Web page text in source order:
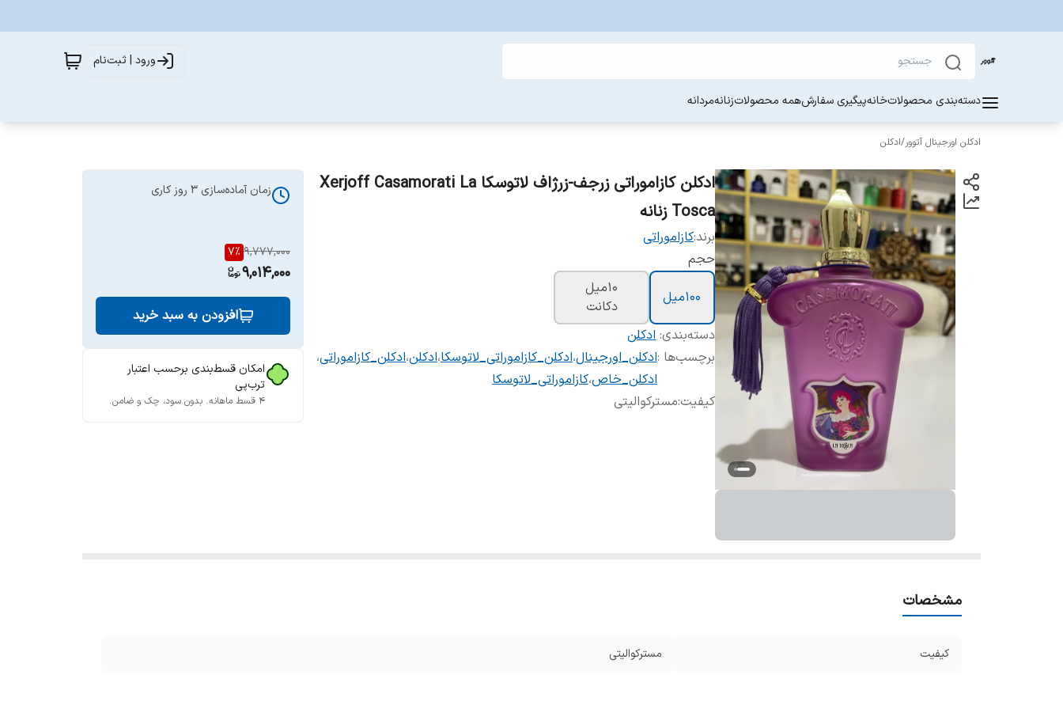
ورود | ثبت‌نام
دسته‌بندی محصولاتخانهپیگیری سفارشهمه محصولاتزنانهمردانه
ادکلن اورجینال آتوور/ادکلن
ادکلن کازاموراتی زرجف-زرژاف لاتوسکا Xerjoff Casamorati La
Tosca زنانه
برند:کازاموراتی
حجم
100میل
10میل
دکانت
دسته‌بندی: ادکلن
برچسب‌ها :ادکلن_اورجینال،ادکلن_کازاموراتی_لاتوسکا،ادکلن،ادکلن_کازاموراتی،
ادکلن_خاص،کازاموراتی_لاتوسکا
کیفیت:مسترکوالیتی
زمان آماده‌سازی 3 روز کاری
9,777,000
7%
9,014,000
افزودن به سبد خرید
امکان قسط‌بندی برحسب اعتبار
ترب‌پی
۴ قسط ماهانه. بدون سود، چک و ضامن.
مشخصات
کیفیت مسترکوالیتی